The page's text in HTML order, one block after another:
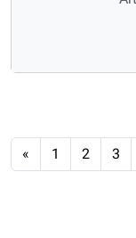
« 1 2 3